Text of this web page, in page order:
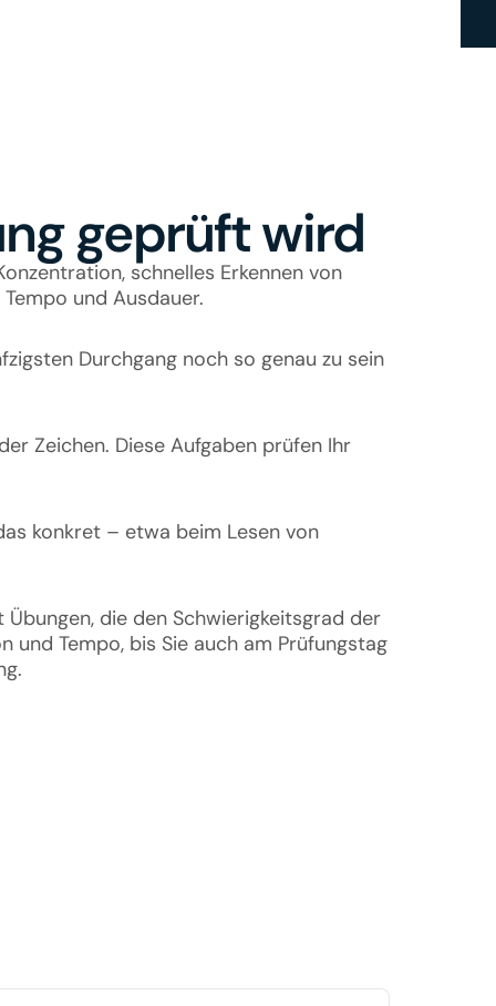
geprüft wird
schnelles Erkennen von
und Ausdauer.
Durchgang noch so genau zu sein
Zeichen. Diese Aufgaben prüfen Ihr
konkret – etwa beim Lesen von
die den Schwierigkeitsgrad der
und Tempo, bis Sie auch am Prüfungstag